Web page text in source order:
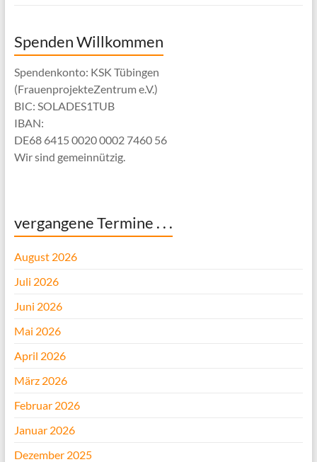
Spenden Willkommen
Spendenkonto: KSK Tübingen
(FrauenprojekteZentrum e.V.)
BIC: SOLADES1TUB
IBAN:
DE68 6415 0020 0002 7460 56
Wir sind gemeinnützig.
vergangene Termine . . .
August 2026
Juli 2026
Juni 2026
Mai 2026
April 2026
März 2026
Februar 2026
Januar 2026
Dezember 2025